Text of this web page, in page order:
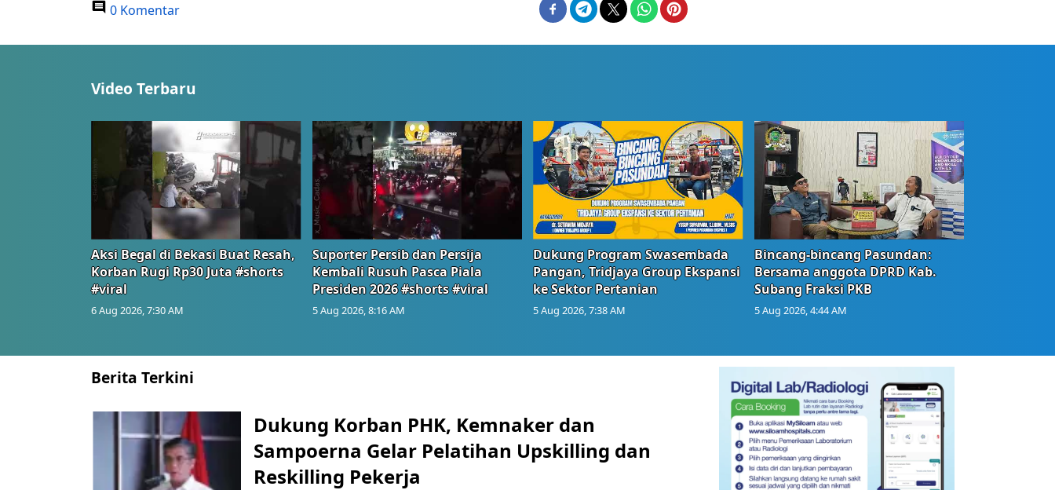
0 Komentar
Video Terbaru
Aksi Begal di Bekasi Buat Resah,
Korban Rugi Rp30 Juta #shorts
#viral
6 Aug 2026, 7:30 AM
Suporter Persib dan Persija
Kembali Rusuh Pasca Piala
Presiden 2026 #shorts #viral
5 Aug 2026, 8:16 AM
Dukung Program Swasembada
Pangan, Tridjaya Group Ekspansi
ke Sektor Pertanian
5 Aug 2026, 7:38 AM
Bincang-bincang Pasundan:
Bersama anggota DPRD Kab.
Subang Fraksi PKB
5 Aug 2026, 4:44 AM
Berita Terkini
Dukung Korban PHK, Kemnaker dan
Sampoerna Gelar Pelatihan Upskilling dan
Reskilling Pekerja